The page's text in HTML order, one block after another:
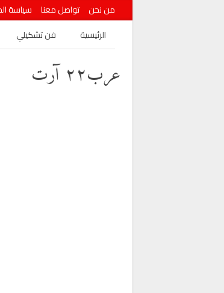
من نحن تواصل معنا
سياسة
الرئيسية
فن تشكيلي
عرب٢٢ آرت